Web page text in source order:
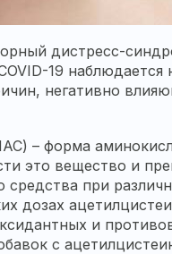
дистресс-
19 наблюдается
негативно
– форма
это вещество и
при
дозах
и
с